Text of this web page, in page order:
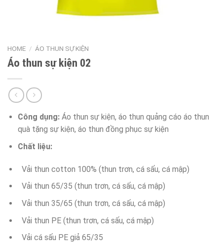
HOME / ÁO THUN SỰ KIỆN
Áo thun sự kiện 02
Công dụng: Áo thun sự kiện, áo thun quảng cáo áo thun
quà tặng sự kiện, áo thun đồng phục sự kiện
Chất liệu:
Vải thun cotton 100% (thun trơn, cá sấu, cá mập)
Vải thun 65/35 (thun trơn, cá sấu, cá mập)
Vải thun 35/65 (thun trơn, cá sấu, cá mập)
Vải thun PE (thun trơn, cá sấu, cá mập)
Vải cá sấu PE giả 65/35